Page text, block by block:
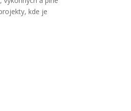
kde je